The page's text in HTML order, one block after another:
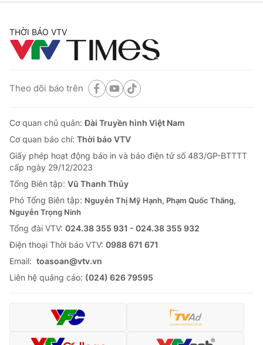
THỜI BÁO VTV
Theo dõi báo trên
Cơ quan chủ quản:Đài Truyền hình Việt Nam
Cơ quan báo chí: Thời báo VTV
Giấy phép hoạt động báo in và báo điện tử số 483/GP-BTTTT
cấp ngày 29/12/2023
Tổng Biên tập: Vũ Thanh Thủy
Phó Tổng Biên tập: Nguyễn Thị Mỹ Hạnh, Phạm Quốc Thắng,
Nguyễn Trọng Ninh
Tổng đài VTV: 024.38 355 931 - 024.38 355 932
Ðiện thoại Thời báo VTV: 0988 671 671
Email: toasoan@vtv.vn
Liên hệ quảng cáo: (024) 626 79595